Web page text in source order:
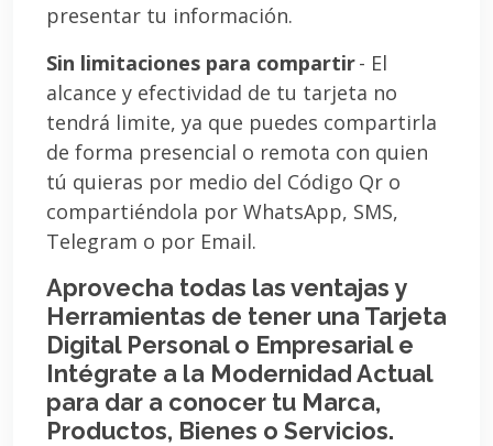
presentar tu información.
Sin limitaciones para compartir- El
alcance y efectividad de tu tarjeta no
tendrá limite, ya que puedes compartirla
de forma presencial o remota con quien
tú quieras por medio del Código Qr o
compartiéndola por WhatsApp, SMS,
Telegram o por Email.
Aprovecha todas las ventajas y
Herramientas de tener una Tarjeta
Digital Personal o Empresarial e
Intégrate a la Modernidad Actual
para dar a conocer tu Marca,
Productos, Bienes o Servicios.